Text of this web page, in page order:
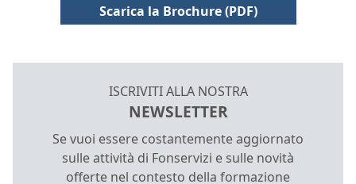
Scarica la Brochure(PDF), si apre in una
ISCRIVITI ALLA NOSTRA
NEWSLETTER
Se vuoi essere costantemente aggiornato
sulle attività di Fonservizi e sulle novità
offerte nel contesto della formazione